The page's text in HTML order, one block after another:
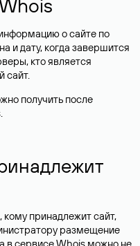
о сайте по
и дату, когда завершится
кто является
сайт.
получить после
кому принадлежит сайт,
размещение